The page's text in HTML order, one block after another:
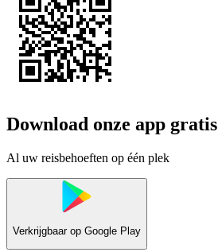
Download onze app gratis
Al uw reisbehoeften op één plek
Verkrijgbaar op Google Play